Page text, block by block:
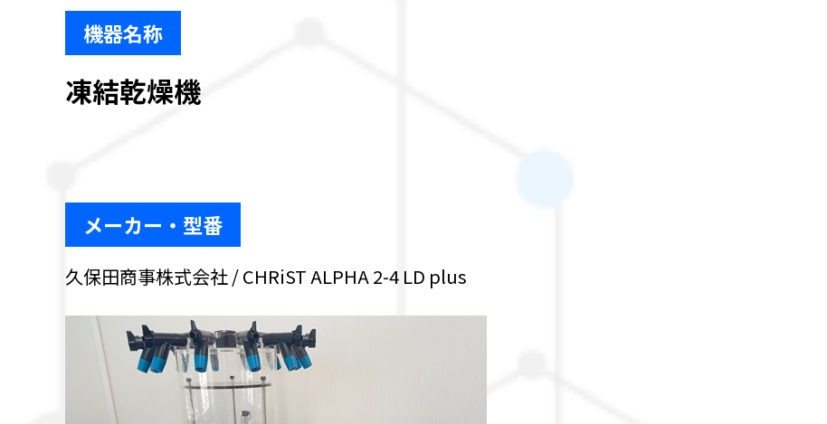
機器名称
凍結乾燥機
メーカー・型番
久保田商事株式会社 / CHRiST ALPHA 2-4 LD plus